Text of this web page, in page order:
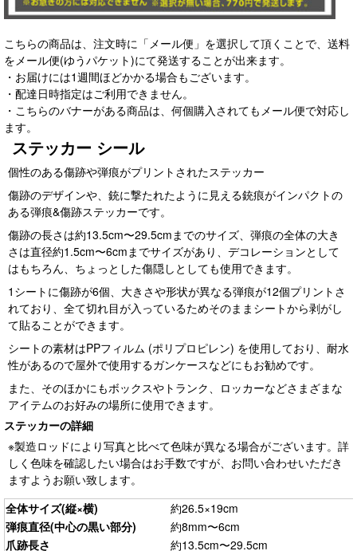
こちらの商品は、注文時に「メール便」を選択して頂くことで、送料
をメール便(ゆうパケット)にて発送することが出来ます。
・お届けには1週間ほどかかる場合もございます。
・配達日時指定はご利用できません。
・こちらのバナーがある商品は、何個購入されてもメール便で対応し
ます。
ステッカー シール
個性のある傷跡や弾痕がプリントされたステッカー
傷跡のデザインや、銃に撃たれたように見える銃痕がインパクトの
ある弾痕&傷跡ステッカーです。
傷跡の長さは約13.5cm〜29.5cmまでのサイズ、弾痕の全体の大き
さは直径約1.5cm〜6cmまでサイズがあり、デコレーションとして
はもちろん、ちょっとした傷隠しとしても使用できます。
1シートに傷跡が6個、大きさや形状が異なる弾痕が12個プリントさ
れており、全て切れ目が入っているためそのままシートから剥がし
て貼ることができます。
シートの素材はPPフィルム (ポリプロピレン) を使用しており、耐水
性があるので屋外で使用するガンケースなどにもお勧めです。
また、そのほかにもボックスやトランク、ロッカーなどさまざまな
アイテムのお好みの場所に使用できます。
ステッカーの詳細
※製造ロッドにより写真と比べて色味が異なる場合がございます。詳
しく色味を確認したい場合はお手数ですが、お問い合わせいただき
ますようお願い致します。
全体サイズ(縦×横)
約26.5×19cm
弾痕直径(中心の黒い部分)
約8mm〜6cm
爪跡長さ
約13.5cm〜29.5cm